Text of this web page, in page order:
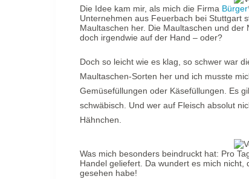
Die Idee kam mir, als mich die Firma Bürger
Unternehmen aus Feuerbach bei Stuttgart
Maultaschen her. Die Maultaschen und der
doch irgendwie auf der Hand – oder?
Doch so leicht wie es klag, so schwer war
Maultaschen-Sorten her und ich musste
Gemüsefüllungen oder Käsefüllungen. Es
schwäbisch. Und wer auf Fleisch absolut
Hähnchen.
Was mich besonders beindruckt hat: Pro
Handel geliefert. Da wundert es mich
gesehen habe!